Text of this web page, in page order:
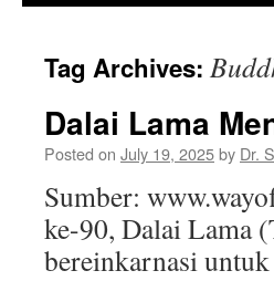
Tag Archives:
Dalai Lama
Posted on July 19, 2025by Dr.
Sumber:
ke-90, Dalai Lama
bereinkarnasi